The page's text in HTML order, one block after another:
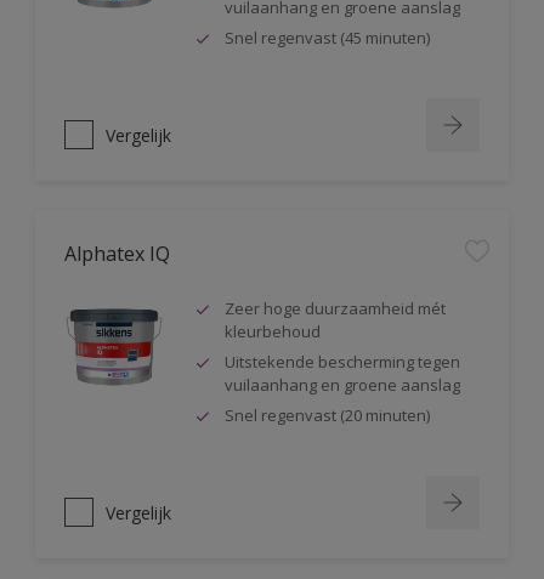
vuilaanhang en groene aanslag
Snel regenvast (45 minuten)
Vergelijk
Alphatex IQ
Zeer hoge duurzaamheid mét
kleurbehoud
Uitstekende bescherming tegen
vuilaanhang en groene aanslag
Snel regenvast (20 minuten)
Vergelijk